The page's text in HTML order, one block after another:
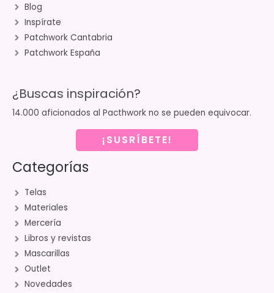
Blog
Inspírate
Patchwork Cantabria
Patchwork España
¿Buscas inspiración?
14.000 aficionados al Pacthwork no se pueden equivocar.
¡SUSRÍBETE!
Categorías
Telas
Materiales
Mercería
Libros y revistas
Mascarillas
Outlet
Novedades